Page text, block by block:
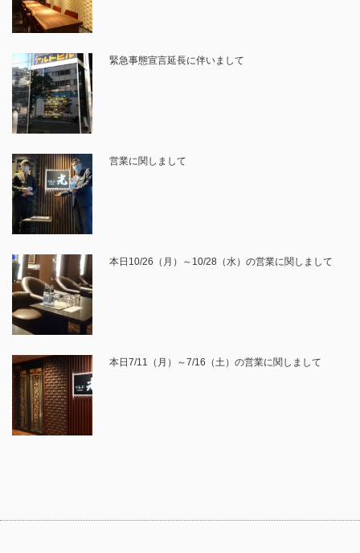
緊急事態宣言延長に伴いまして
営業に関しまして
本日10/26（月）～10/28（水）の営業に関しまして
本日7/11（月）～7/16（土）の営業に関しまして